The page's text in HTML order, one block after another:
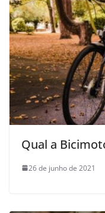
Qual a
26 de junho de 2021